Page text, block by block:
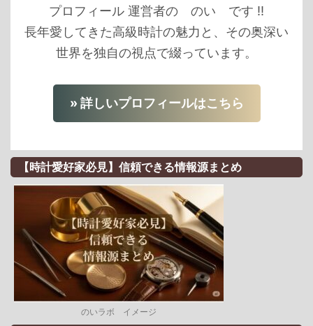
プロフィール 運営者の のい です ‼
長年愛してきた高級時計の魅力と、その奥深い
世界を独自の視点で綴っています。
» 詳しいプロフィールはこちら
【時計愛好家必見】信頼できる情報源まとめ
のいラボ イメージ